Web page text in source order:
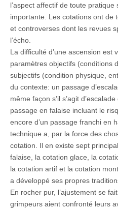
l’aspect affectif de toute
importante. Les cotations ont de
et controverses dont les revues
l’écho.
La difficulté d’une ascension est
paramètres objectifs (conditions
subjectifs (condition physique,
du contexte: un passage
même façon s’il s’agit
passage en falaise incluant le
encore d’un passage franchi en
technique a, par la force des
cotation. Il en existe sept
falaise, la cotation glace, la
la cotation artif et la cotation
a développé ses propres
En rocher pur, l’ajustement se
grimpeurs aient confronté leurs